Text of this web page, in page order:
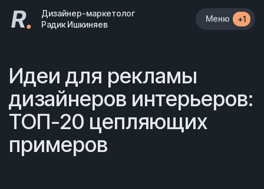
R.
Дизайнер-маркетолог
Радик Ишкиняев
Меню +1
Идеи для рекламы
дизайнеров интерьеров:
ТОП-20 цепляющих
примеров